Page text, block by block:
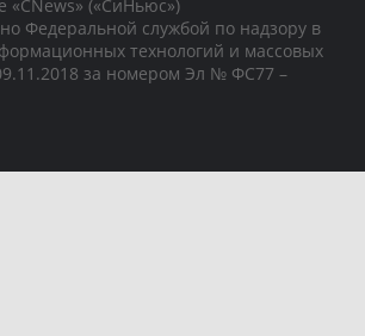
«CNews» («СиНьюс»)
Федеральной службой по надзору в
технологий и массовых
за номером Эл № ФС77 –